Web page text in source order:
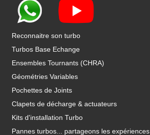
Reconnaitre son turbo
Turbos Base Echange
Ensembles Tournants (CHRA)
Géométries Variables
Pochettes de Joints
Clapets de décharge & actuateurs
Kits d'installation Turbo
Pannes turbos... partageons les expériences